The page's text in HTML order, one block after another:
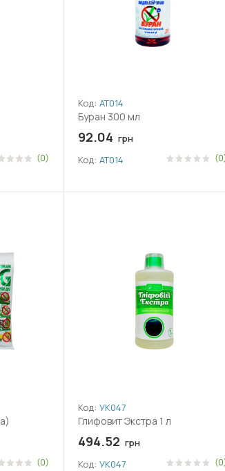
(0)
Код: АТ014
Буран 300 мл
92.04 грн
Код: АТ014
(0)
Код: УК047
Глифовит Экстра 1 л
494.52 грн
Код: УК047